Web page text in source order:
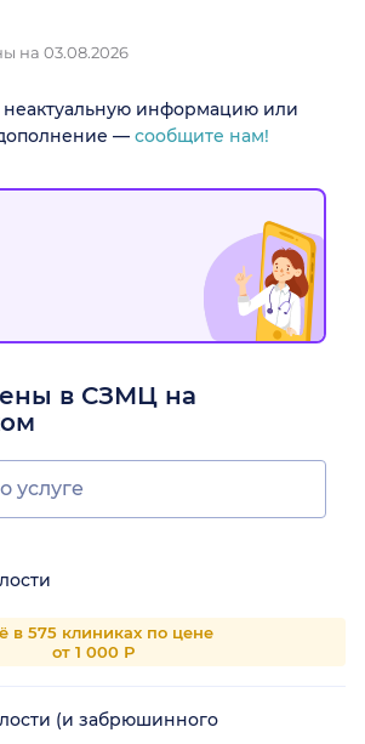
на 03.08.2026
информацию или
— сообщите нам!
в СЗМЦ на
в 575 клиниках по цене
от 1 000 Р
(и забрюшинного